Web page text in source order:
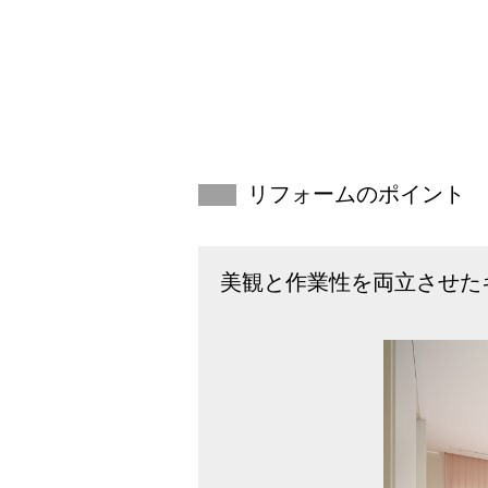
リフォームのポイント
美観と作業性を両立させた